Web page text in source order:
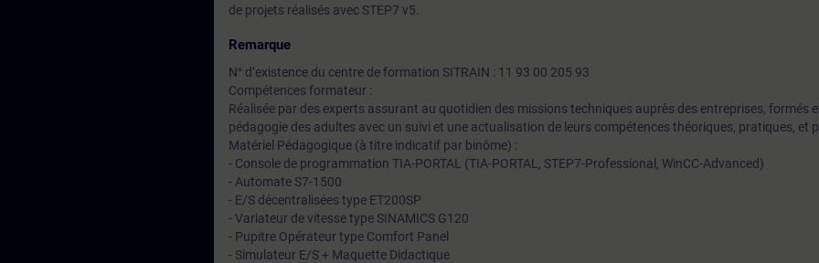
de projets réalisés avec STEP7 v5.
Remarque
N° d’existence du centre de formation SITRAIN : 11 93 00 205 93
Compétences formateur :
Réalisée par des experts assurant au quotidien des missions techniques auprès des entreprises, formés
pédagogie des adultes avec un suivi et une actualisation de leurs compétences théoriques, pratiques, et
Matériel Pédagogique (à titre indicatif par binôme) :
- Console de programmation TIA-PORTAL (TIA-PORTAL, STEP7-Professional, WinCC-Advanced)
- Automate S7-1500
- E/S décentralisées type ET200SP
- Variateur de vitesse type SINAMICS G120
- Pupitre Opérateur type Comfort Panel
- Simulateur E/S + Maquette Didactique